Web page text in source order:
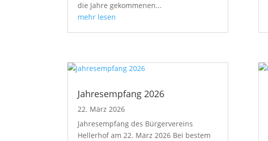
die Jahre gekommenen...
mehr lesen
Jahresempfang 2026
22. März 2026
Jahresempfang des Bürgervereins
Hellerhof am 22. März 2026 Bei bestem